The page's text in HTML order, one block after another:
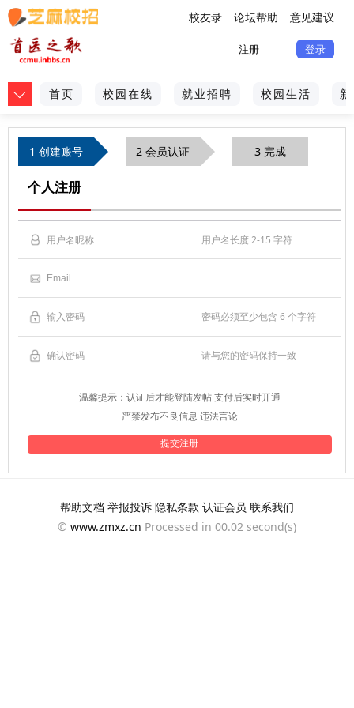
校友录 论坛帮助 意见建议
注册 登录
首页 校园在线 就业招聘 校园生活
1 创建账号 2 会员认证 3 完成
个人注册
用户名长度 2-15 字符
密码必须至少包含 6 个字符
请与您的密码保持一致
温馨提示：认证后才能登陆发帖 支付后实时开通
严禁发布不良信息 违法言论
帮助文档 举报投诉 隐私条款 认证会员 联系我们
© www.zmxz.cn Processed in 00.02 second(s)